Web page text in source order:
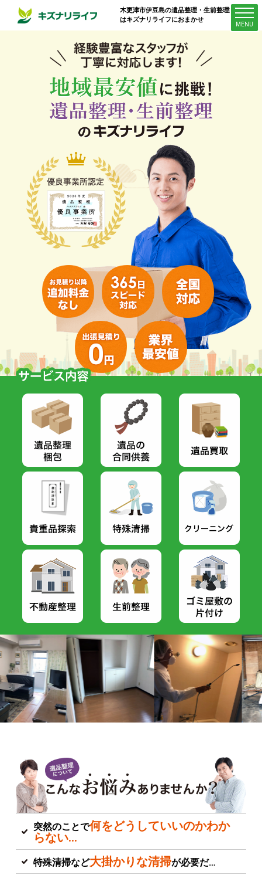
木更津市伊豆島の遺品整理・生前整理業者
はキズナリライフにおまかせ
突然のことで何をどうしていいのかわか
らない…
特殊清掃など大掛かりな清掃が必要だ…